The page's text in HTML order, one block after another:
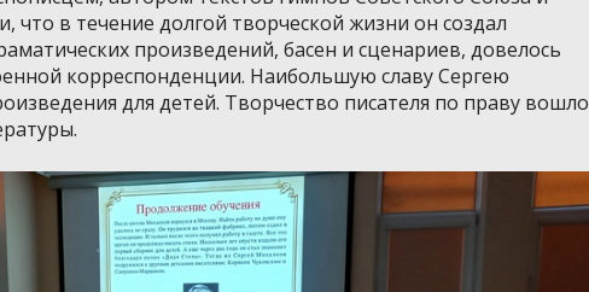
что в течение долгой творческой жизни он создал
произведений, басен и сценариев, довелось
корреспонденции. Наибольшую славу Сергею
для детей. Творчество писателя по праву вошло